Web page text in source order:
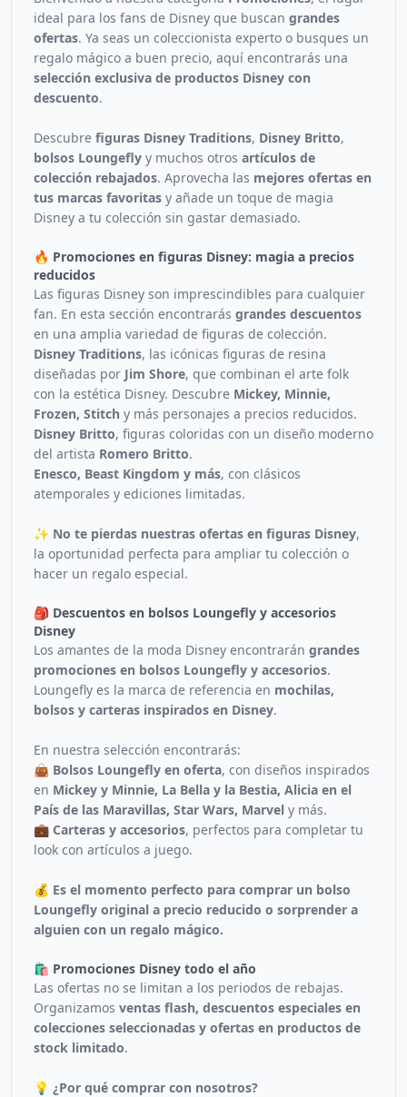
ideal para los fans de Disney que buscan grandes
ofertas. Ya seas un coleccionista experto o busques un
regalo mágico a buen precio, aquí encontrarás una
selección exclusiva de productos Disney con
descuento.
Descubre figuras Disney Traditions, Disney Britto,
bolsos Loungefly y muchos otros artículos de
colección rebajados. Aprovecha las mejores ofertas en
tus marcas favoritas y añade un toque de magia
Disney a tu colección sin gastar demasiado.
🔥 Promociones en figuras Disney: magia a precios
reducidos
Las figuras Disney son imprescindibles para cualquier
fan. En esta sección encontrarás grandes descuentos
en una amplia variedad de figuras de colección.
Disney Traditions, las icónicas figuras de resina
diseñadas por Jim Shore, que combinan el arte folk
con la estética Disney. Descubre Mickey, Minnie,
Frozen, Stitch y más personajes a precios reducidos.
Disney Britto, figuras coloridas con un diseño moderno
del artista Romero Britto.
Enesco, Beast Kingdom y más, con clásicos
atemporales y ediciones limitadas.
✨ No te pierdas nuestras ofertas en figuras Disney,
la oportunidad perfecta para ampliar tu colección o
hacer un regalo especial.
🎒 Descuentos en bolsos Loungefly y accesorios
Disney
Los amantes de la moda Disney encontrarán grandes
promociones en bolsos Loungefly y accesorios.
Loungefly es la marca de referencia en mochilas,
bolsos y carteras inspirados en Disney.
En nuestra selección encontrarás:
👜 Bolsos Loungefly en oferta, con diseños inspirados
en Mickey y Minnie, La Bella y la Bestia, Alicia en el
País de las Maravillas, Star Wars, Marvel y más.
💼 Carteras y accesorios, perfectos para completar tu
look con artículos a juego.
💰 Es el momento perfecto para comprar un bolso
Loungefly original a precio reducido o sorprender a
alguien con un regalo mágico.
🛍️ Promociones Disney todo el año
Las ofertas no se limitan a los periodos de rebajas.
Organizamos ventas flash, descuentos especiales en
colecciones seleccionadas y ofertas en productos de
stock limitado.
💡 ¿Por qué comprar con nosotros?